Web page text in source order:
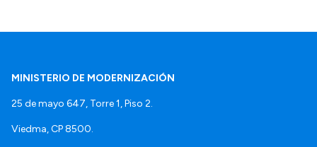
MINISTERIO DE MODERNIZACIÓN
25 de mayo 647, Torre 1, Piso 2.
Viedma, CP 8500.